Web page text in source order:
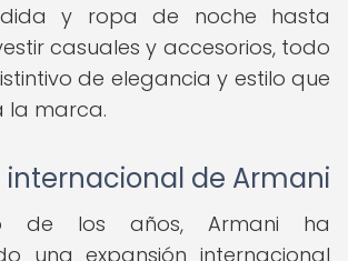
y ropa de noche hasta
casuales y accesorios, todo
de elegancia y estilo que
la marca.
internacional de Armani
de los años, Armani ha
una expansión internacional